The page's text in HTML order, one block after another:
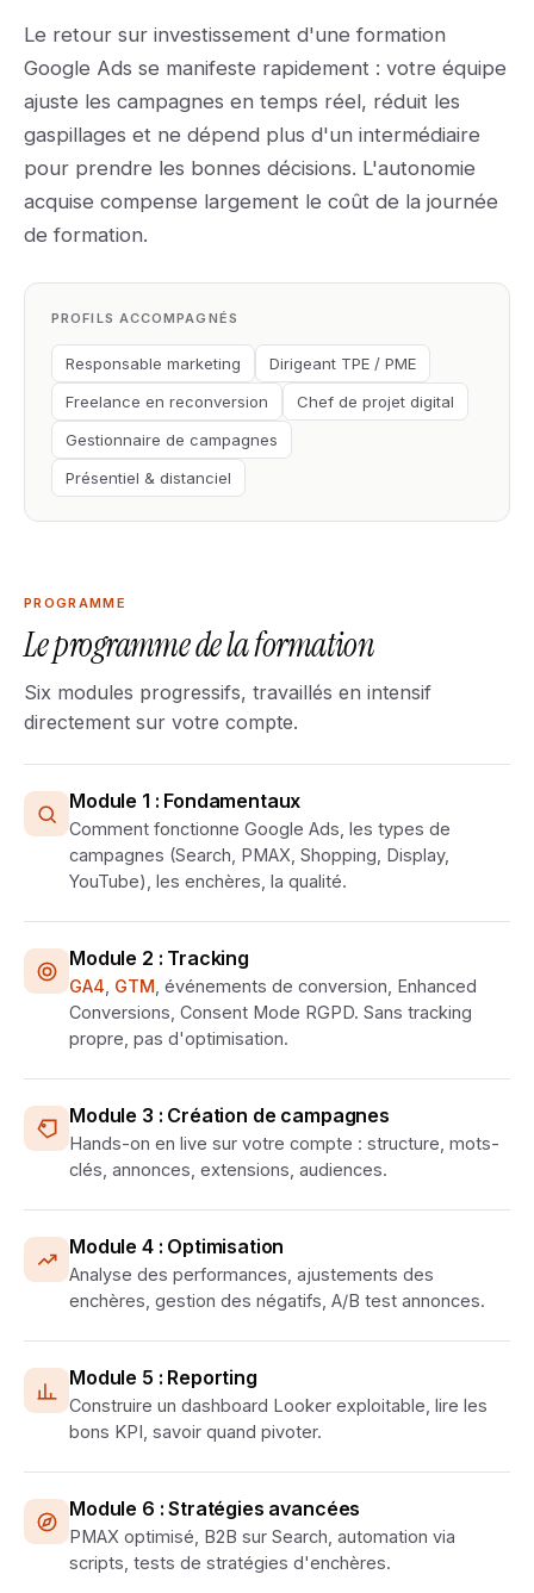
Le retour sur investissement d'une formation
Google Ads se manifeste rapidement : votre équipe
ajuste les campagnes en temps réel, réduit les
gaspillages et ne dépend plus d'un intermédiaire
pour prendre les bonnes décisions. L'autonomie
acquise compense largement le coût de la journée
de formation.
PROFILS ACCOMPAGNÉS
Responsable marketing
Dirigeant TPE / PME
Freelance en reconversion
Chef de projet digital
Gestionnaire de campagnes
Présentiel & distanciel
PROGRAMME
Le programme de la formation
Six modules progressifs, travaillés en intensif
directement sur votre compte.
Module 1 : Fondamentaux
Comment fonctionne Google Ads, les types de
campagnes (Search, PMAX, Shopping, Display,
YouTube), les enchères, la qualité.
Module 2 : Tracking
GA4 GTM , événements de conversion, Enhanced
Conversions, Consent Mode RGPD. Sans tracking
propre, pas d'optimisation.
Module 3 : Création de campagnes
Hands-on en live sur votre compte : structure, mots-
clés, annonces, extensions, audiences.
Module 4 : Optimisation
Analyse des performances, ajustements des
enchères, gestion des négatifs, A/B test annonces.
Module 5 : Reporting
Construire un dashboard Looker exploitable, lire les
bons KPI, savoir quand pivoter.
Module 6 : Stratégies avancées
PMAX optimisé, B2B sur Search, automation via
scripts, tests de stratégies d'enchères.